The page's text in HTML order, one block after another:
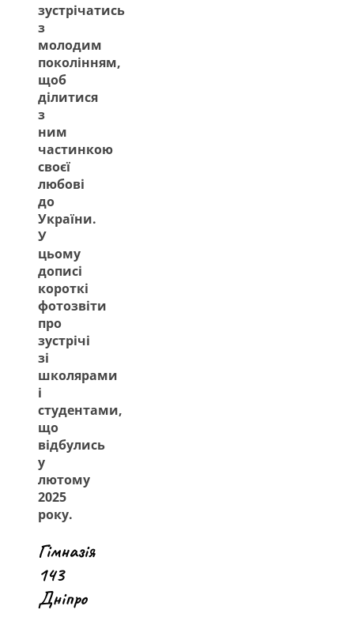
зустрічатись
з
молодим
поколінням,
щоб
ділитися
з
ним
частинкою
своєї
любові
до
України.
У
цьому
дописі
короткі
фотозвіти
про
зустрічі
зі
школярами
і
студентами,
що
відбулись
у
лютому
2025
року.
Гімназія
143
Дніпро